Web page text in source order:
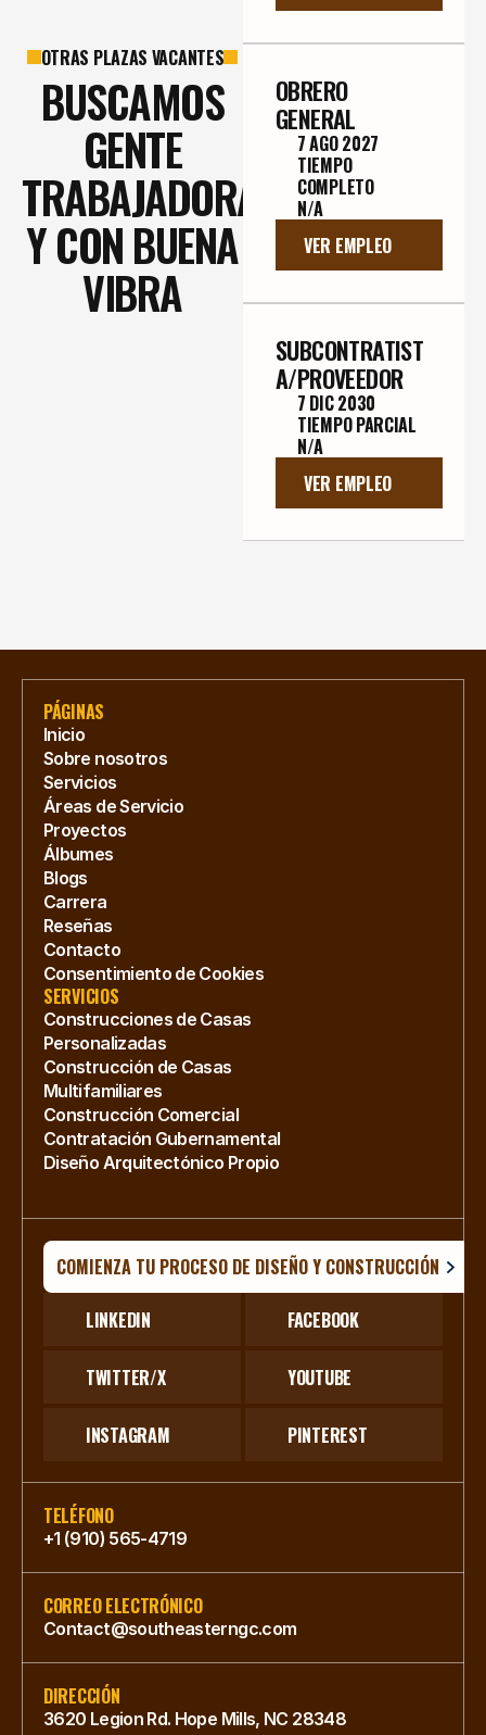
OTRAS PLAZAS VACANTES
BUSCAMOS
GENTE
TRABAJADORA
Y CON BUENA
VIBRA
OBRERO
GENERAL
7 AGO 2027
TIEMPO
COMPLETO
N/A
VER EMPLEO
SUBCONTRATIST
A/PROVEEDOR
7 DIC 2030
TIEMPO PARCIAL
N/A
VER EMPLEO
PÁGINAS
Inicio
Sobre nosotros
Servicios
Áreas de Servicio
Proyectos
Álbumes
Blogs
Carrera
Reseñas
Contacto
Consentimiento de Cookies
SERVICIOS
Construcciones de Casas
Personalizadas
Construcción de Casas
Multifamiliares
Construcción Comercial
Contratación Gubernamental
Diseño Arquitectónico Propio
COMIENZA TU PROCESO DE DISEÑO Y CONSTRUCCIÓN
LINKEDIN FACEBOOK
TWITTER/X YOUTUBE
INSTAGRAM PINTEREST
TELÉFONO
+1 (910) 565-4719
CORREO ELECTRÓNICO
Contact@southeasterngc.com
DIRECCIÓN
3620 Legion Rd. Hope Mills, NC 28348